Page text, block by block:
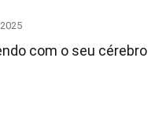
com o seu cérebro